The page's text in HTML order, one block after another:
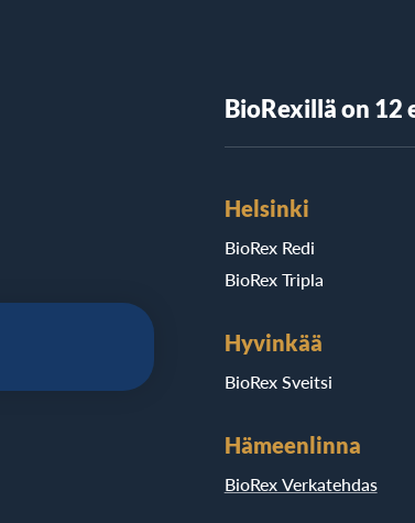
BioRexillä on
Helsinki
BioRex Redi
BioRex Tripla
Hyvinkää
BioRex Sveitsi
Hämeenlinna
BioRex Verkatehdas